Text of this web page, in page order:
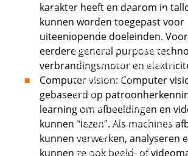
Techniek en gebouwde
omgeving
Metaal en metalektro
Technische installaties
en systemen
Infra
Hout en meubel
Afbouw en onderhoud
Bouw en
gespecialiseerde
karakter heeft en daarom in
kunnen worden toegepast voor
uiteenlopende doeleinden.
eerdere general purpose
verbrandingsmotor en
Computer vision: Computer
gebaseerd op
learning om afbeeldingen en
kunnen “lezen”. Als machines
kunnen verwerken, analyseren
kunnen ze ook beeld- of